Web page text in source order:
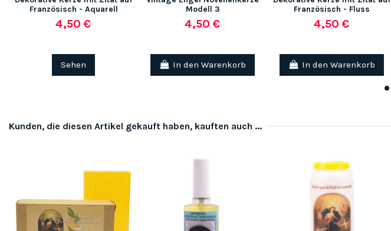
Französisch - Aquarell
4,50 €
Sehen
Modell 3
4,50 €
In den Warenkorb
Französisch - Fluss
4,50 €
In den Warenkorb
Kunden, die diesen Artikel gekauft haben, kauften auch ...